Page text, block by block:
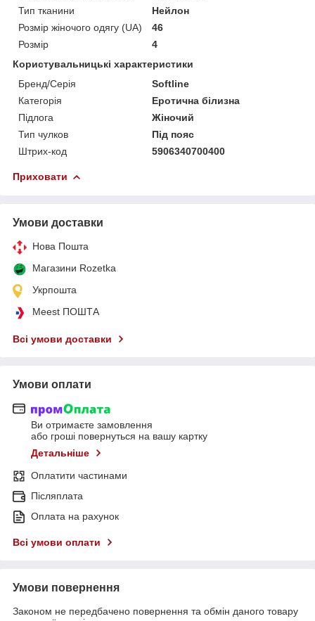
Тип тканини
Нейлон
Розмір жіночого одягу (UA)
46
Розмір
4
Користувальницькі характеристики
Бренд/Серія
Softline
Категорія
Еротична білизна
Підлога
Жіночий
Тип чулков
Під пояс
Штрих-код
5906340700400
Приховати
Умови доставки
Нова Пошта
Магазини Rozetka
Укрпошта
Meest ПОШТА
Всі умови доставки
Умови оплати
Ви отримаєте замовлення
або гроші повернуться на вашу картку
Детальніше
Оплатити частинами
Післяплата
Оплата на рахунок
Всі умови оплати
Умови повернення
Законом не передбачено повернення та обмін даного товару